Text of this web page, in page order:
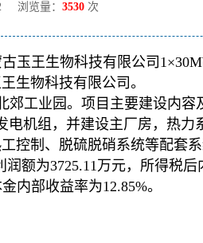
浏览量： 3530 次
玉王生物科技有限公司
生物科技有限公司。
工业园。项目主要建设内容
机组，并建设主厂房，热力
控制、脱硫脱硝系统等配套系
额为3725.11万元，所得税后
内部收益率为12.85%。